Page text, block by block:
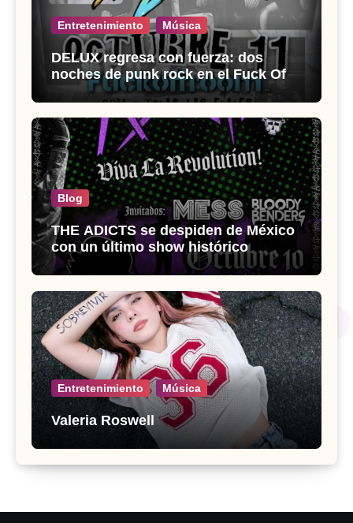
Entretenimiento Música
DELUX regresa con fuerza: dos
noches de punk rock en el Fuck Off
Room
Blog
THE ADICTS se despiden de México
con un último show histórico
Entretenimiento Música
Valeria Roswell